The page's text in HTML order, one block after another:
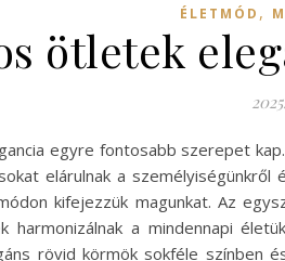
ÉLETMÓD ,
ötletek
egyre fontosabb szerepet
elárulnak a
kifejezzük magunkat. Az
harmonizálnak a mindennapi
rövid körmök sokféle